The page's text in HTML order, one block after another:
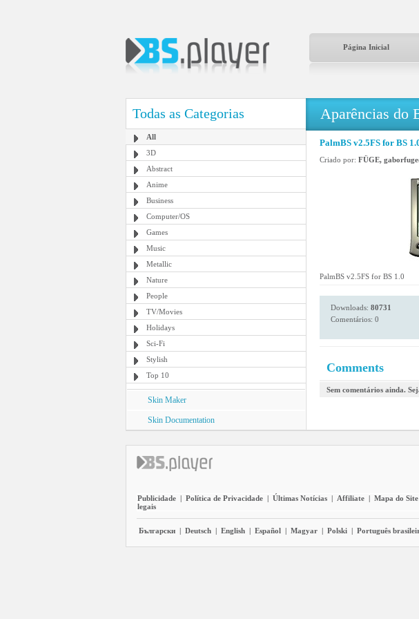
Página Inicial
Todas as Categorias
All
3D
Abstract
Anime
Business
Computer/OS
Games
Music
Metallic
Nature
People
TV/Movies
Holidays
Sci-Fi
Stylish
Top 10
Skin Maker
Skin Documentation
Aparências do
PalmBS v2.5FS for BS
Criado por: FÜGE,
PalmBS v2.5FS for BS 1.0
Downloads: 80731
Comentários: 0
Comments
Sem comentários ainda.
Publicidade | Política de Privacidade | Últimas Notícias | Affiliate | Mapa do Site
legais
Български | Deutsch | English | Español | Magyar | Polski | Português